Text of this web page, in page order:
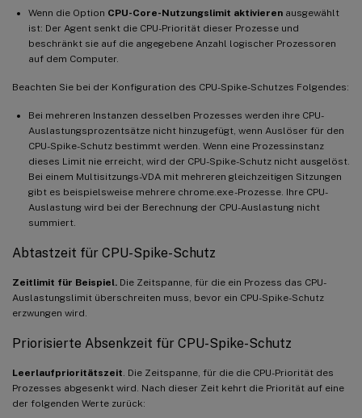
Wenn die Option CPU-Core-Nutzungslimit aktivieren ausgewählt
ist: Der Agent senkt die CPU-Priorität dieser Prozesse und
beschränkt sie auf die angegebene Anzahl logischer Prozessoren
auf dem Computer.
Beachten Sie bei der Konfiguration des CPU-Spike-Schutzes Folgendes:
Bei mehreren Instanzen desselben Prozesses werden ihre CPU-
Auslastungsprozentsätze nicht hinzugefügt, wenn Auslöser für den
CPU-Spike-Schutz bestimmt werden. Wenn eine Prozessinstanz
dieses Limit nie erreicht, wird der CPU-Spike-Schutz nicht ausgelöst.
Bei einem Multisitzungs-VDA mit mehreren gleichzeitigen Sitzungen
gibt es beispielsweise mehrere chrome.exe -Prozesse. Ihre CPU-
Auslastung wird bei der Berechnung der CPU-Auslastung nicht
summiert.
Abtastzeit für CPU-Spike-Schutz
Zeitlimit für Beispiel. Die Zeitspanne, für die ein Prozess das CPU-
Auslastungslimit überschreiten muss, bevor ein CPU-Spike-Schutz
erzwungen wird.
Priorisierte Absenkzeit für CPU-Spike-Schutz
Leerlaufprioritätszeit . Die Zeitspanne, für die die CPU-Priorität des
Prozesses abgesenkt wird. Nach dieser Zeit kehrt die Priorität auf eine
der folgenden Werte zurück: